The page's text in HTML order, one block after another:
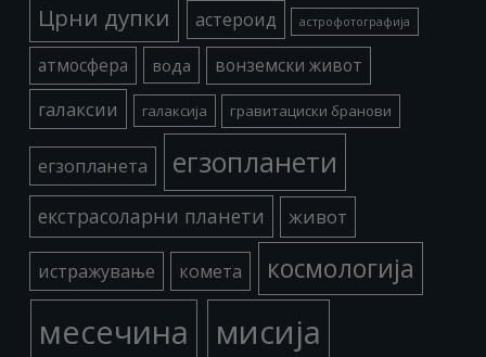
Црни дупки астероид астрофотографија
атмосфера вода вонземски живот
галаксии галаксија гравитациски бранови
егзопланета егзопланети
екстрасоларни планети живот
истражување комета космологија
месечина мисија